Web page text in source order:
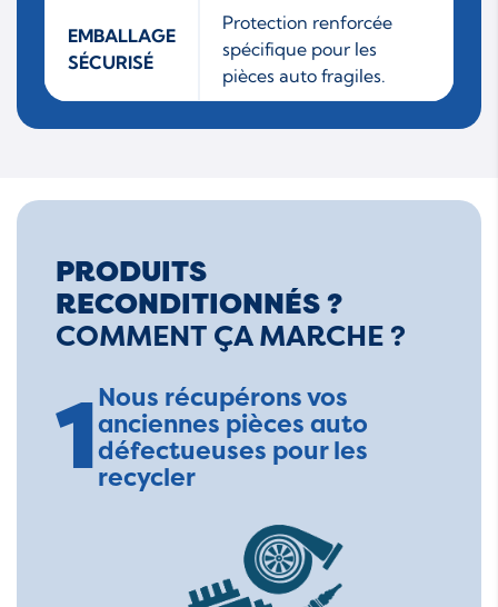
EMBALLAGE
SÉCURISÉ
Protection renforcée
spécifique pour les
pièces auto fragiles.
PRODUITS
RECONDITIONNÉS ?
COMMENT ÇA MARCHE ?
1Nous récupérons vos
anciennes pièces auto
défectueuses pour les
recycler